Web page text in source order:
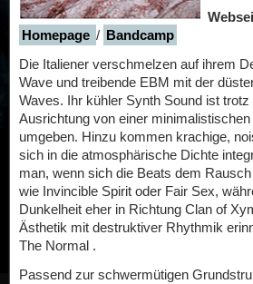
Homepage / Bandcamp
Die Italiener verschmelzen auf ihrem
Wave und treibende EBM mit der
Waves. Ihr kühler Synth Sound ist
Ausrichtung von einer
umgeben. Hinzu kommen krachige,
sich in die atmosphärische Dichte
man, wenn sich die Beats dem
wie Invincible Spirit oder Fair Sex,
Dunkelheit eher in Richtung Clan of
Ästhetik mit destruktiver Rhythmik
The Normal .
Passend zur schwermütigen